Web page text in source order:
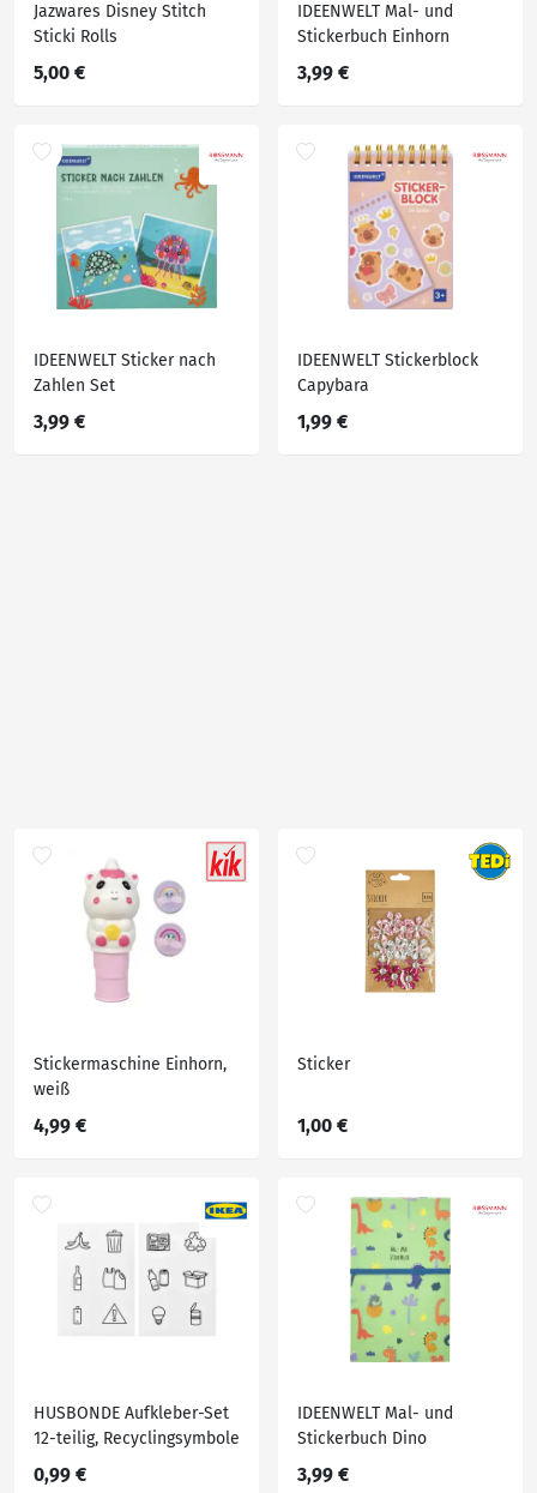
Jazwares Disney Stitch
Sticki Rolls
5,00 €
IDEENWELT Mal- und
Stickerbuch Einhorn
3,99 €
IDEENWELT Sticker nach
Zahlen Set
3,99 €
IDEENWELT Stickerblock
Capybara
1,99 €
Stickermaschine Einhorn,
weiß
4,99 €
Sticker
1,00 €
HUSBONDE Aufkleber-Set
12-teilig, Recyclingsymbole
0,99 €
IDEENWELT Mal- und
Stickerbuch Dino
3,99 €